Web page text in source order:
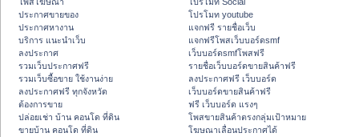
ประกาศขายของ
ประกาศหางาน
บริการ แนะนำเว็บ
ลงประกาศ
รวมเว็บประกาศฟรี
รวมเว็บซื้อขาย ใช้งานง่าย
ลงประกาศฟรี ทุกจังหวัด
ต้องการขาย
ปล่อยเช่า บ้าน คอนโด ที่ดิน
ขายบ้าน คอนโด ที่ดิน
โปรโมท youtube
แจกฟรี รายชื่อเว็บ
แจกฟรีโพสเว็บบอร์ดsmf
เว็บบอร์ดsmfโพสฟรี
รายชื่อเว็บบอร์ดขายสินค้าฟรี
ลงประกาศฟรี เว็บบอร์ด
เว็บบอร์ดขายสินค้าฟรี
ฟรี เว็บบอร์ด แรงๆ
โพสขายสินค้าตรงกลุ่มเป้าหมาย
โฆษณาเลื่อนประกาศได้